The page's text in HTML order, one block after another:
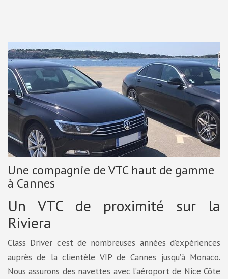
Une compagnie de VTC haut de gamme
à Cannes
Un VTC de proximité sur la
Riviera
Class Driver c’est de nombreuses années d’expériences
auprès de la clientèle VIP de Cannes jusqu’à Monaco.
Nous assurons des navettes avec l’aéroport de Nice Côte